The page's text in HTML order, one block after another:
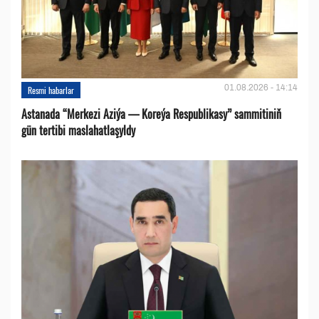
Resmi habarlar 01.08.2026 - 14:14
Astanada “Merkezi Aziýa — Koreýa Respublikasy” sammitiniň
gün tertibi maslahatlaşyldy